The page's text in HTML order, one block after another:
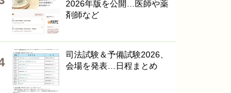
2026年版を公開…医師や薬
剤師など
司法試験＆予備試験2026、
会場を発表…日程まとめ